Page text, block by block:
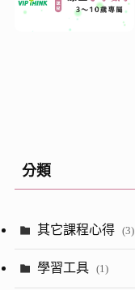
分類
其它課程心得 (3)
學習工具 (1)